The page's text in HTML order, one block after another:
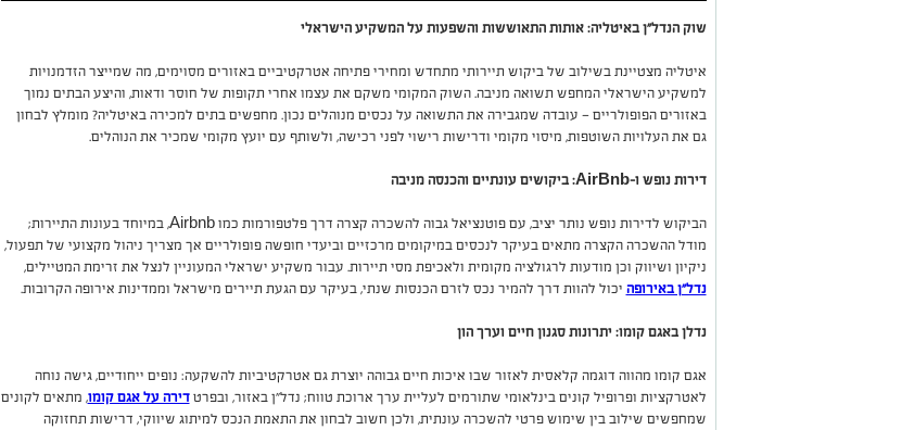
שוק הנדל"ן באיטליה: אותות התאוששות והשפעות על המשקיע הישראלי
איטליה מצטיינת בשילוב של ביקוש תיירותי מתחדש ומחירי פתיחה אטרקטיביים באזורים מסוימים, מה שמייצר הזדמנויות
למשקיע הישראלי המחפש תשואה מניבה. השוק המקומי משקם את עצמו אחרי תקופות של חוסר ודאות, והיצע הבתים נמוך
באזורים הפופולריים — עובדה שמגבירה את התשואה על נכסים מנוהלים נכון. מחפשים בתים למכירה באיטליה? מומלץ לבחון
גם את העלויות השוטפות, מיסוי מקומי ודרישות רישוי לפני רכישה, ולשותף עם יועץ מקומי שמכיר את הנוהלים.
דירות נופש ו-AirBnb: ביקושים עונתיים והכנסה מניבה
הביקוש לדירות נופש נותר יציב, עם פוטנציאל גבוה להשכרה קצרה דרך פלטפורמות כמו Airbnb, במיוחד בעונות התיירות;
מודל ההשכרה הקצרה מתאים בעיקר לנכסים במיקומים מרכזיים וביעדי חופשה פופולריים אך מצריך ניהול מקצועי של תפעול,
ניקיון ושיווק וכן מודעות לרגולציה מקומית ולאכיפת מסי תיירות. עבור משקיע ישראלי המעוניין לנצל את זרימת המטיילים,
נדל”ן באירופה יכול להוות דרך להמיר נכס לזרם הכנסות שנתי, בעיקר עם הגעת תיירים מישראל וממדינות אירופה הקרובות.
נדלן באגם קומו: יתרונות סגנון חיים וערך הון
אגם קומו מהווה דוגמה קלאסית לאזור שבו איכות חיים גבוהה יוצרת גם אטרקטיביות להשקעה: נופים ייחודיים, גישה נוחה
לאטרקציות ופרופיל קונים בינלאומי שתורמים לעליית ערך ארוכת טווח; נדל"ן באזור, ובפרטדירה על אגם קומו, מתאים לקונים
שמחפשים שילוב בין שימוש פרטי להשכרה עונתית, ולכן חשוב לבחון את התאמת הנכס למיתוג שיווקי, דרישות תחזוקה